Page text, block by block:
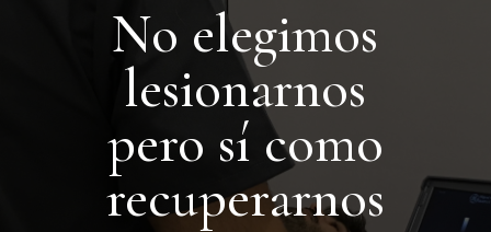
No elegimos
lesionarnos
pero sí como
recuperarnos